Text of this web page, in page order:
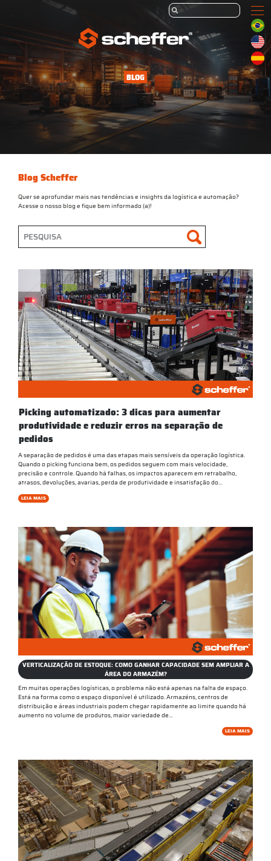
BLOG
Blog Scheffer
Quer se aprofundar mais nas tendências e insights da logística e automação?
Acesse o nosso blog e fique bem informado (a)!
Picking automatizado: 3 dicas para aumentar
produtividade e reduzir erros na separação de
pedidos
A separação de pedidos é uma das etapas mais sensíveis da operação logística.
Quando o picking funciona bem, os pedidos seguem com mais velocidade,
precisão e controle. Quando há falhas, os impactos aparecem em retrabalho,
atrasos, devoluções, avarias, perda de produtividade e insatisfação do…
LEIA MAIS
VERTICALIZAÇÃO DE ESTOQUE: COMO GANHAR CAPACIDADE SEM AMPLIAR A
ÁREA DO ARMAZÉM?
Em muitas operações logísticas, o problema não está apenas na falta de espaço.
Está na forma como o espaço disponível é utilizado. Armazéns, centros de
distribuição e áreas industriais podem chegar rapidamente ao limite quando há
aumento no volume de produtos, maior variedade de…
LEIA MAIS